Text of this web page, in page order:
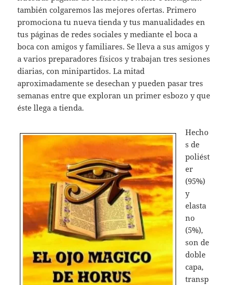
también colgaremos las mejores ofertas. Primero
promociona tu nueva tienda y tus manualidades en
tus páginas de redes sociales y mediante el boca a
boca con amigos y familiares. Se lleva a sus amigos y
a varios preparadores físicos y trabajan tres sesiones
diarias, con minipartidos. La mitad
aproximadamente se desechan y pueden pasar tres
semanas entre que exploran un primer esbozo y que
éste llega a tienda.
Hecho
s de
poliést
er
(95%)
y
elasta
no
(5%),
son de
doble
capa,
transp